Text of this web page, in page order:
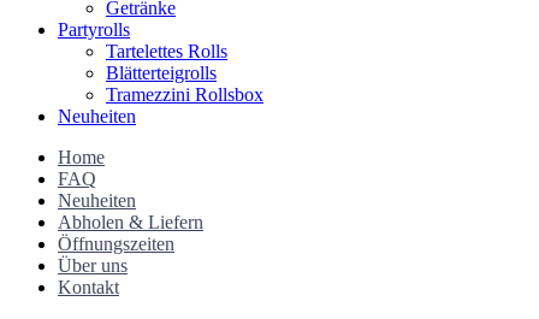
Getränke
Partyrolls
Tartelettes Rolls
Blätterteigrolls
Tramezzini Rollsbox
Neuheiten
Home
FAQ
Neuheiten
Abholen & Liefern
Öffnungszeiten
Über uns
Kontakt